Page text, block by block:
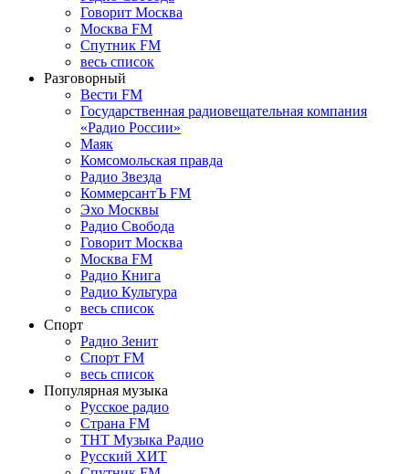
Говорит Москва
Москва FM
Спутник FM
весь список
Разговорный
Вести FM
Государственная радиовещательная компания
«Радио России»
Маяк
Комсомольская правда
Радио Звезда
КоммерсантЪ FM
Эхо Москвы
Радио Свобода
Говорит Москва
Москва FM
Радио Книга
Радио Культура
весь список
Спорт
Радио Зенит
Спорт FM
весь список
Популярная музыка
Русское радио
Страна FM
ТНТ Музыка Радио
Русский ХИТ